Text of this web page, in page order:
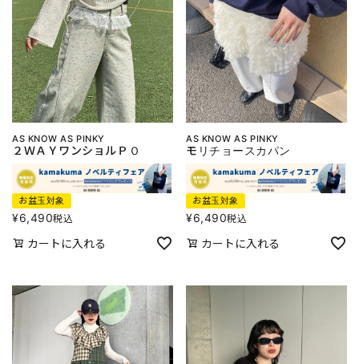
AS KNOW AS PINKY
２ＷＡＹワンショルＰＯ
お盆玉対象
¥6,490税込
カートに入れる
AS KNOW AS PINKY
モリチョースカパン
お盆玉対象
¥6,490税込
カートに入れる